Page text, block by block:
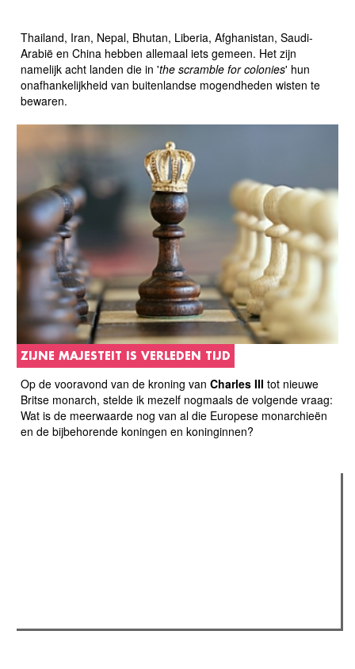
Thailand, Iran, Nepal, Bhutan, Liberia, Afghanistan, Saudi-
Arabië en China hebben allemaal iets gemeen. Het zijn
namelijk acht landen die in 'the scramble for colonies' hun
onafhankelijkheid van buitenlandse mogendheden wisten te
bewaren.
ZIJNE MAJESTEIT IS VERLEDEN TIJD
Op de vooravond van de kroning van Charles III tot nieuwe
Britse monarch, stelde ik mezelf nogmaals de volgende vraag:
Wat is de meerwaarde nog van al die Europese monarchieën
en de bijbehorende koningen en koninginnen?